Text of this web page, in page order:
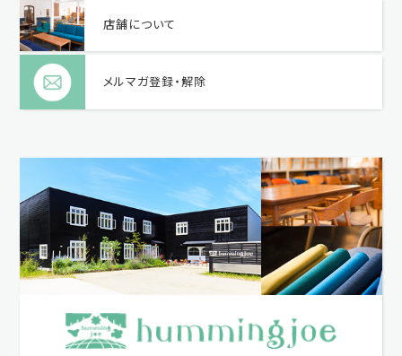
店舗について
メルマガ登録・解除